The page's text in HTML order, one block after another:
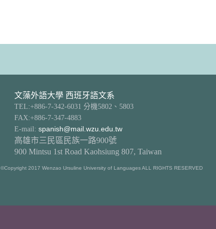
文藻外語大學 西班牙語文系
TEL:+886-7-342-6031 分機5802、5803
FAX:+886-7-347-4883
E-mail: spanish@mail.wzu.edu.tw
高雄市三民區民族一路900號
900 Mintsu 1st Road Kaohsiung 807, Taiwan
©Copyright 2017 Wenzao Ursuline University of Languages ALL RIGHTS RESERVED